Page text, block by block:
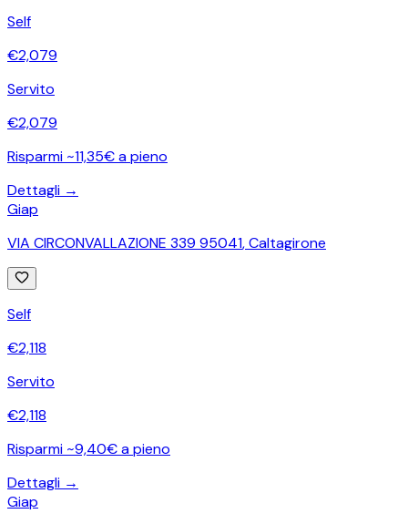
Self
€2,079
Servito
€2,079
Risparmi ~11,35€ a pieno
Dettagli →
Giap
VIA CIRCONVALLAZIONE 339 95041,Caltagirone
Self
€2,118
Servito
€2,118
Risparmi ~9,40€ a pieno
Dettagli →
Giap